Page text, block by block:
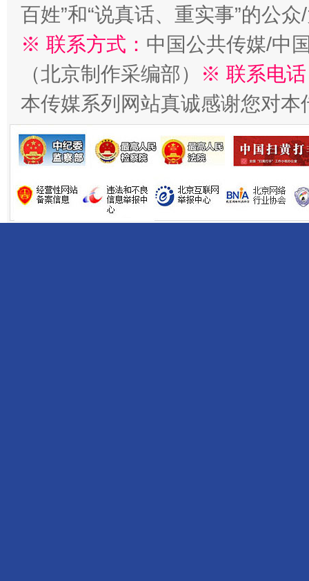
千年窑火 生生不息 一
揭开“小金库”的免责幌子
百姓”和“说真话、重实事”的公
※ 联系方式： 中国公共传媒/中
（北京制作采编部）
※ 联系电
本传媒系列网站真诚感谢您对